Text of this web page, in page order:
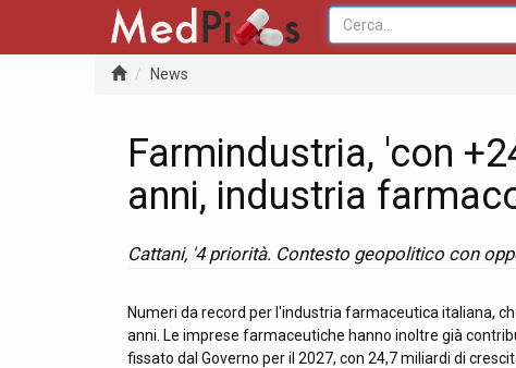
News
Farmindustria, 'con
anni, industria
Cattani, '4 priorità. Contesto geopolitico con
Numeri da record per l'industria farmaceutica italiana,
anni. Le imprese farmaceutiche hanno inoltre già
fissato dal Governo per il 2027, con 24,7 miliardi di